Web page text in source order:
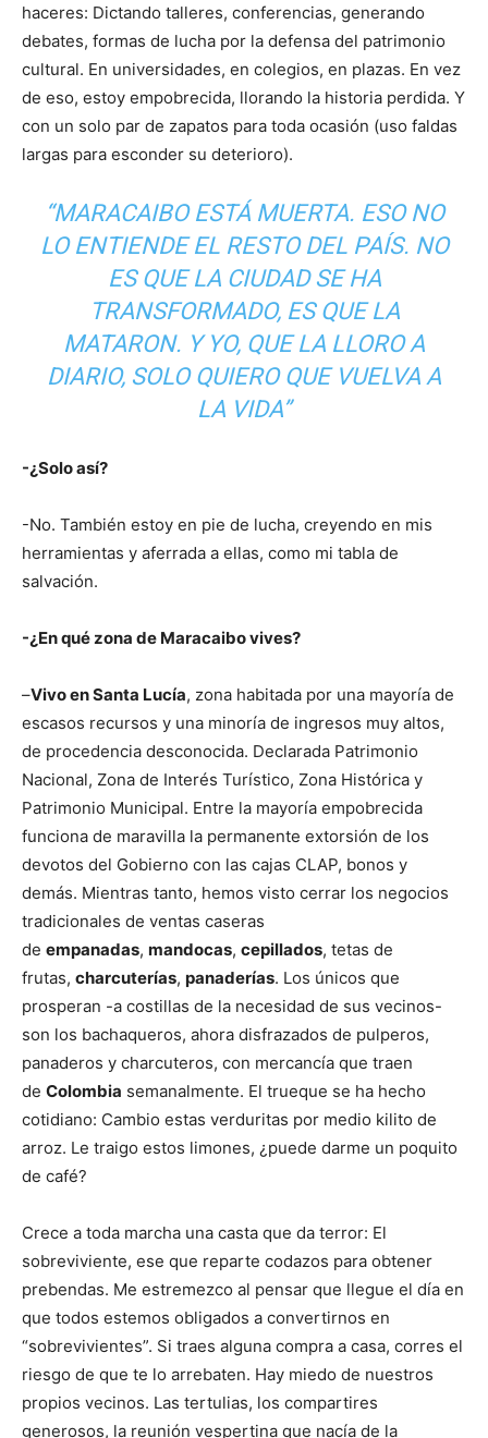
haceres: Dictando talleres, conferencias, generando
debates, formas de lucha por la defensa del patrimonio
cultural. En universidades, en colegios, en plazas. En vez
de eso, estoy empobrecida, llorando la historia perdida. Y
con un solo par de zapatos para toda ocasión (uso faldas
largas para esconder su deterioro).
“MARACAIBO ESTÁ MUERTA. ESO NO
LO ENTIENDE EL RESTO DEL PAÍS. NO
ES QUE LA CIUDAD SE HA
TRANSFORMADO, ES QUE LA
MATARON. Y YO, QUE LA LLORO A
DIARIO, SOLO QUIERO QUE VUELVA A
LA VIDA”
-¿Solo así?
-No. También estoy en pie de lucha, creyendo en mis
herramientas y aferrada a ellas, como mi tabla de
salvación.
-¿En qué zona de Maracaibo vives?
–Vivo en Santa Lucía, zona habitada por una mayoría de
escasos recursos y una minoría de ingresos muy altos,
de procedencia desconocida. Declarada Patrimonio
Nacional, Zona de Interés Turístico, Zona Histórica y
Patrimonio Municipal. Entre la mayoría empobrecida
funciona de maravilla la permanente extorsión de los
devotos del Gobierno con las cajas CLAP, bonos y
demás. Mientras tanto, hemos visto cerrar los negocios
tradicionales de ventas caseras
de empanadas, mandocas, cepillados, tetas de
frutas, charcuterías, panaderías. Los únicos que
prosperan -a costillas de la necesidad de sus vecinos-
son los bachaqueros, ahora disfrazados de pulperos,
panaderos y charcuteros, con mercancía que traen
de Colombia semanalmente. El trueque se ha hecho
cotidiano: Cambio estas verduritas por medio kilito de
arroz. Le traigo estos limones, ¿puede darme un poquito
de café?
Crece a toda marcha una casta que da terror: El
sobreviviente, ese que reparte codazos para obtener
prebendas. Me estremezco al pensar que llegue el día en
que todos estemos obligados a convertirnos en
“sobrevivientes”. Si traes alguna compra a casa, corres el
riesgo de que te lo arrebaten. Hay miedo de nuestros
propios vecinos. Las tertulias, los compartires
generosos, la reunión vespertina que nacía de la